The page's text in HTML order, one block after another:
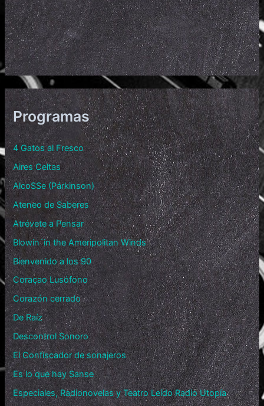
Programas
4 Gatos al Fresco
Aires Celtas
AlcoSSe (Párkinson)
Ateneo de Saberes
Atrévete a Pensar
Blowin´in the Ameripolitan Winds
Bienvenido a los 90
Coraçao Lusófono
Corazón cerrado
De Raíz
Descontrol Sonoro
El Confiscador de sonajeros
Es lo que hay Sanse
Especiales, Radionovelas y Teatro Leído Radio Utopía